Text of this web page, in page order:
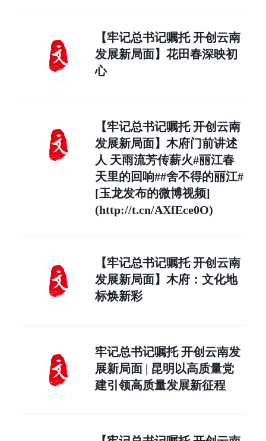
【牢记总书记嘱托 开创云南
发展新局面】花田春深映初
心
【牢记总书记嘱托 开创云南
发展新局面】木府门前讲述
人 天雨流芳传薪火#丽江春
天里的回响##舍不得的丽江#
[玉龙发布的微博视频]
(http://t.cn/AXfEce0O)
【牢记总书记嘱托 开创云南
发展新局面】木府：文化地
标焕新彩
牢记总书记嘱托 开创云南发
展新局面 | 昆明以高质量党
建引领高质量发展新征程